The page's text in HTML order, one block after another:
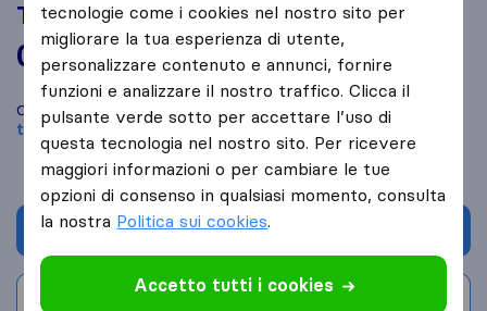
Traslochi Paolo Bonato
0,0 basato su 0
recensioni di Sirelo e Google
i
Confronta Traslochi Paolo Bonato con altreaziende di
traslochidiBolzano
Chiedi preventivo
tecnologie come i cookies nel nostro sito per
migliorare la tua esperienza di utente,
personalizzare contenuto e annunci, fornire
funzioni e analizzare il nostro traffico. Clicca il
pulsante verde sotto per accettare l’uso di
questa tecnologia nel nostro sito. Per ricevere
maggiori informazioni o per cambiare le tue
opzioni di consenso in qualsiasi momento, consulta
la nostra Politica sui cookies.
Accetto tutti i cookies